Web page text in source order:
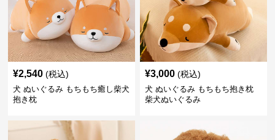
¥2,540 (税込)
犬 ぬいぐるみ もちもち癒し柴犬
抱き枕
¥3,000 (税込)
犬 ぬいぐるみ もちもち抱き枕
柴犬ぬいぐるみ